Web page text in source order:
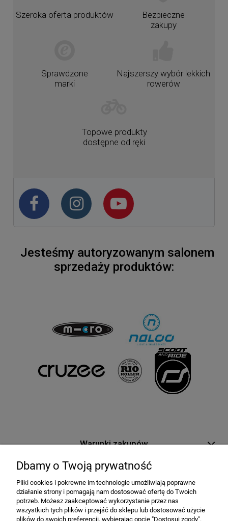
Szeroka oferta produktów
Bezpieczne
zakupy
Sprawdzone
marki
Najszerszy wybór lekkich
rowerów
Topowe produkty
dostępne od ręki
Jesteśmy autoryzowanym salonem
sprzedaży produktów:
Warunki zakupów
Moje konto
Informacje o sklepie
Dbamy o Twoją prywatność
Pliki cookies i pokrewne im technologie umożliwiają poprawne
działanie strony i pomagają nam dostosować ofertę do Twoich
potrzeb. Możesz zaakceptować wykorzystanie przez nas
wszystkich tych plików i przejść do sklepu lub dostosować użycie
plików do swoich preferencji, wybierając opcję "Dostosuj zgody".